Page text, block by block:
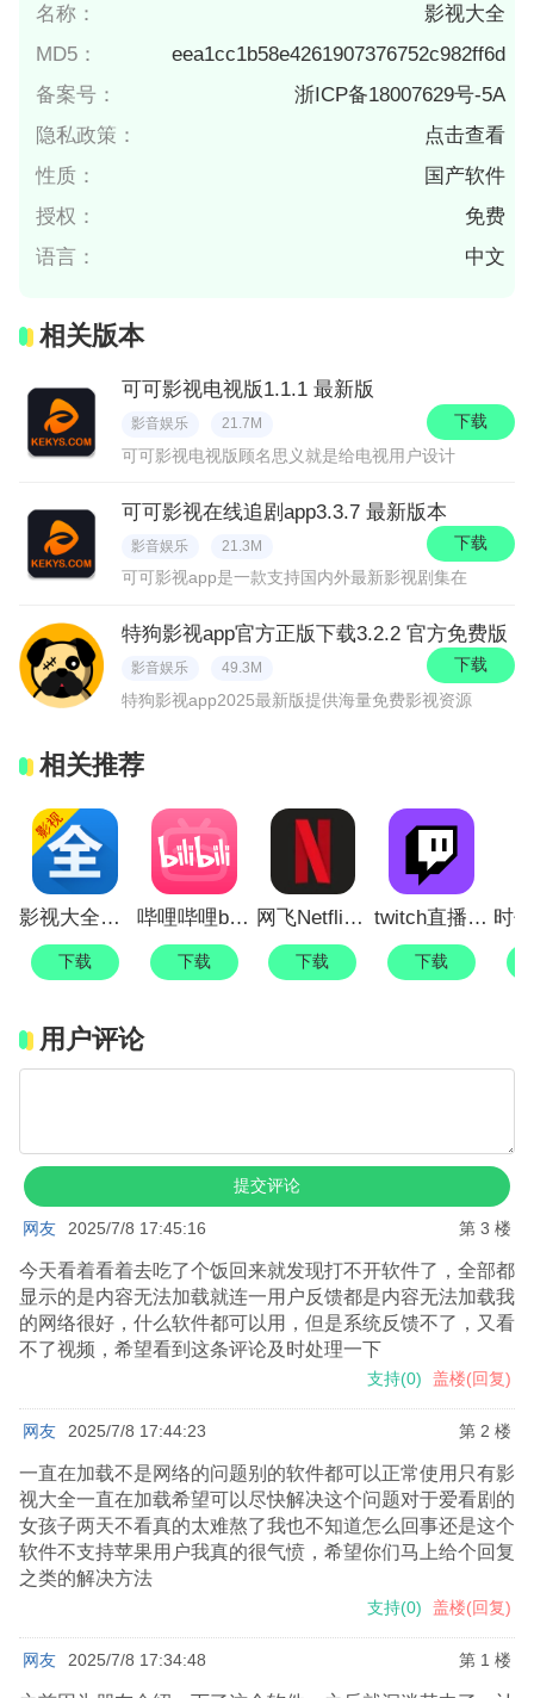
名称：
影视大全
MD5：
eea1cc1b58e4261907376752c982ff6d
备案号：
浙ICP备18007629号-5A
隐私政策：
点击查看
性质：
国产软件
授权：
免费
语言：
中文
相关版本
可可影视电视版1.1.1 最新版
影音娱乐 21.7M
可可影视电视版顾名思义就是给电视用户设计
下载
可可影视在线追剧app3.3.7 最新版本
影音娱乐 21.3M
可可影视app是一款支持国内外最新影视剧集在
下载
特狗影视app官方正版下载3.2.2 官方免费版
影音娱乐 49.3M
特狗影视app2025最新版提供海量免费影视资源
下载
相关推荐
影视大全电视剧免费版全免费观看
下载
哔哩哔哩bilibili手机版app
下载
网飞Netflix手机app
下载
twitch直播平台
下载
用户评论
第 3 楼
网友 2025/7/8 17:45:16
今天看着看着去吃了个饭回来就发现打不开软件了，全部都
显示的是内容无法加载就连一用户反馈都是内容无法加载我
的网络很好，什么软件都可以用，但是系统反馈不了，又看
不了视频，希望看到这条评论及时处理一下
支持(0) 盖楼(回复)
第 2 楼
网友 2025/7/8 17:44:23
一直在加载不是网络的问题别的软件都可以正常使用只有影
视大全一直在加载希望可以尽快解决这个问题对于爱看剧的
女孩子两天不看真的太难熬了我也不知道怎么回事还是这个
软件不支持苹果用户我真的很气愤，希望你们马上给个回复
之类的解决方法
支持(0) 盖楼(回复)
第 1 楼
网友 2025/7/8 17:34:48